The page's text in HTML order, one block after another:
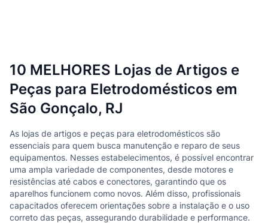
10 MELHORES Lojas de Artigos e
Peças para Eletrodomésticos em
São Gonçalo, RJ
As lojas de artigos e peças para eletrodomésticos são
essenciais para quem busca manutenção e reparo de seus
equipamentos. Nesses estabelecimentos, é possível encontrar
uma ampla variedade de componentes, desde motores e
resistências até cabos e conectores, garantindo que os
aparelhos funcionem como novos. Além disso, profissionais
capacitados oferecem orientações sobre a instalação e o uso
correto das peças, assegurando durabilidade e performance.